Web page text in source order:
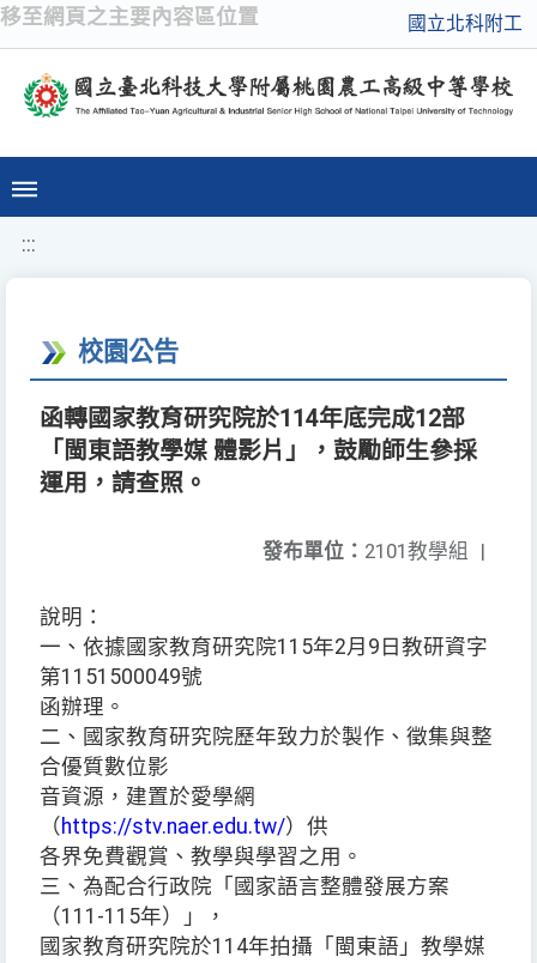
移至網頁之主要內容區位置 國立北科附工
:::
校園公告
函轉國家教育研究院於114年底完成12部
「閩東語教學媒 體影片」，鼓勵師生參採
運用，請查照。
發布單位： 2101教學組 |
說明：
一、依據國家教育研究院115年2月9日教研資字
第1151500049號
函辦理。
二、國家教育研究院歷年致力於製作、徵集與整
合優質數位影
音資源，建置於愛學網
（ https://stv.naer.edu.tw/）供
各界免費觀賞、教學與學習之用。
三、為配合行政院「國家語言整體發展方案
（111-115年）」，
國家教育研究院於114年拍攝「閩東語」教學媒